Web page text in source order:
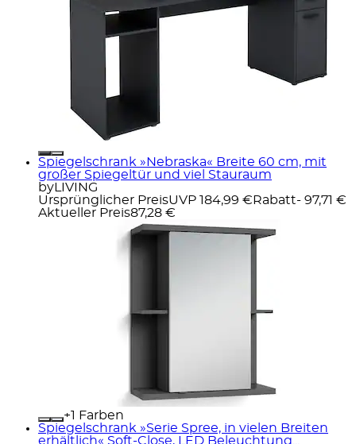
Spiegelschrank »Nebraska« Breite 60 cm, mit
großer Spiegeltür und viel Stauraum
byLIVING
Ursprünglicher PreisUVP 184,99 € Rabatt- 97,71 €
Aktueller Preis87,28 €
+
Farben
Spiegelschrank »Serie Spree, in vielen Breiten
erhältlich« Soft-Close, LED Beleuchtung...